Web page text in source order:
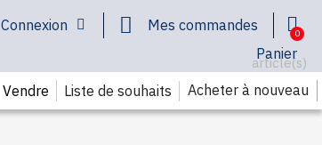
Connexion
Mes commandes
Panier
article(s)
Vendre Liste de souhaits Acheter à nouveau